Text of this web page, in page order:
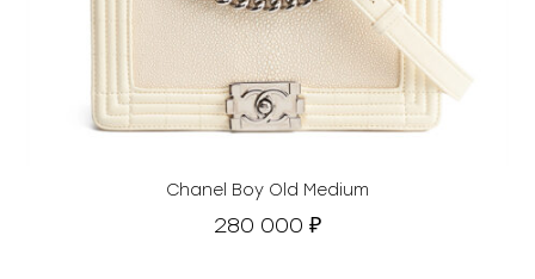
Chanel Boy Old Medium
280 000 ₽